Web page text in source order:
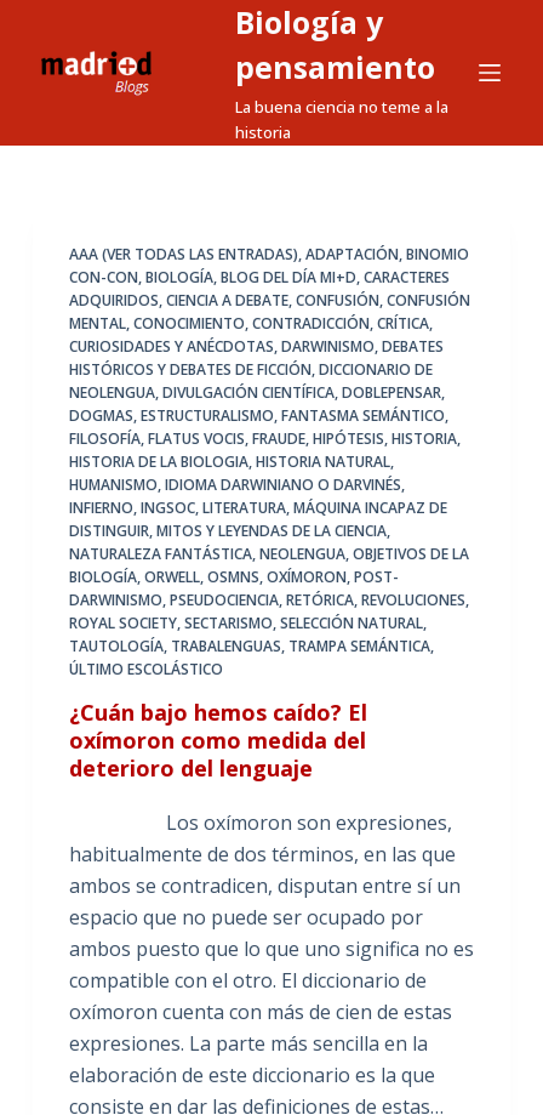
a
Biología y
pensamiento
La buena ciencia no teme a la
historia
AAA (VER TODAS LAS ENTRADAS),ADAPTACIÓN,BINOMIO
CON-CON,BIOLOGÍA,BLOG DEL DÍA MI+D,CARACTERES
ADQUIRIDOS,CIENCIA A DEBATE,CONFUSIÓN,CONFUSIÓN
MENTAL,CONOCIMIENTO,CONTRADICCIÓN,CRÍTICA,
CURIOSIDADES Y ANÉCDOTAS,DARWINISMO,DEBATES
HISTÓRICOS Y DEBATES DE FICCIÓN,DICCIONARIO DE
NEOLENGUA,DIVULGACIÓN CIENTÍFICA,DOBLEPENSAR,
DOGMAS,ESTRUCTURALISMO,FANTASMA SEMÁNTICO,
FILOSOFÍA,FLATUS VOCIS,FRAUDE,HIPÓTESIS,HISTORIA,
HISTORIA DE LA BIOLOGIA,HISTORIA NATURAL,
HUMANISMO,IDIOMA DARWINIANO O DARVINÉS,
INFIERNO,INGSOC,LITERATURA,MÁQUINA INCAPAZ DE
DISTINGUIR,MITOS Y LEYENDAS DE LA CIENCIA,
NATURALEZA FANTÁSTICA,NEOLENGUA,OBJETIVOS DE LA
BIOLOGÍA,ORWELL,OSMNS,OXÍMORON,POST-
DARWINISMO,PSEUDOCIENCIA,RETÓRICA,REVOLUCIONES,
ROYAL SOCIETY,SECTARISMO,SELECCIÓN NATURAL,
TAUTOLOGÍA, TRABALENGUAS, TRAMPA SEMÁNTICA,
ÚLTIMO ESCOLÁSTICO
¿Cuán bajo hemos caído? El
oxímoron como medida del
deterioro del lenguaje
Los oxímoron son expresiones,
habitualmente de dos términos, en las que
ambos se contradicen, disputan entre sí un
espacio que no puede ser ocupado por
ambos puesto que lo que uno significa no es
compatible con el otro. El diccionario de
oxímoron cuenta con más de cien de estas
expresiones. La parte más sencilla en la
elaboración de este diccionario es la que
consiste en dar las definiciones de estas…